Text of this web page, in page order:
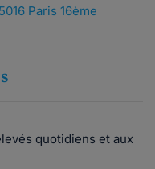
Paris 16ème
quotidiens et aux